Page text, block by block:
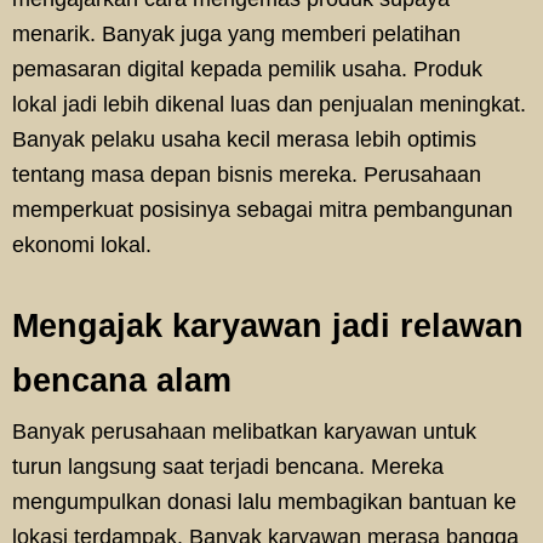
menarik. Banyak juga yang memberi pelatihan
pemasaran digital kepada pemilik usaha. Produk
lokal jadi lebih dikenal luas dan penjualan meningkat.
Banyak pelaku usaha kecil merasa lebih optimis
tentang masa depan bisnis mereka. Perusahaan
memperkuat posisinya sebagai mitra pembangunan
ekonomi lokal.
Mengajak karyawan jadi relawan
bencana alam
Banyak perusahaan melibatkan karyawan untuk
turun langsung saat terjadi bencana. Mereka
mengumpulkan donasi lalu membagikan bantuan ke
lokasi terdampak. Banyak karyawan merasa bangga